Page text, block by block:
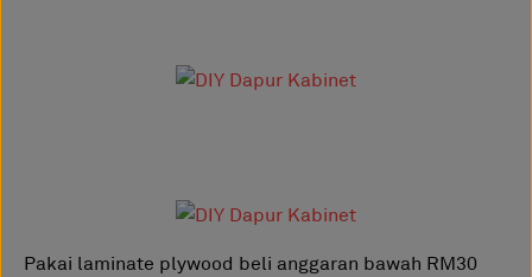
Pakai laminate plywood beli anggaran bawah RM30